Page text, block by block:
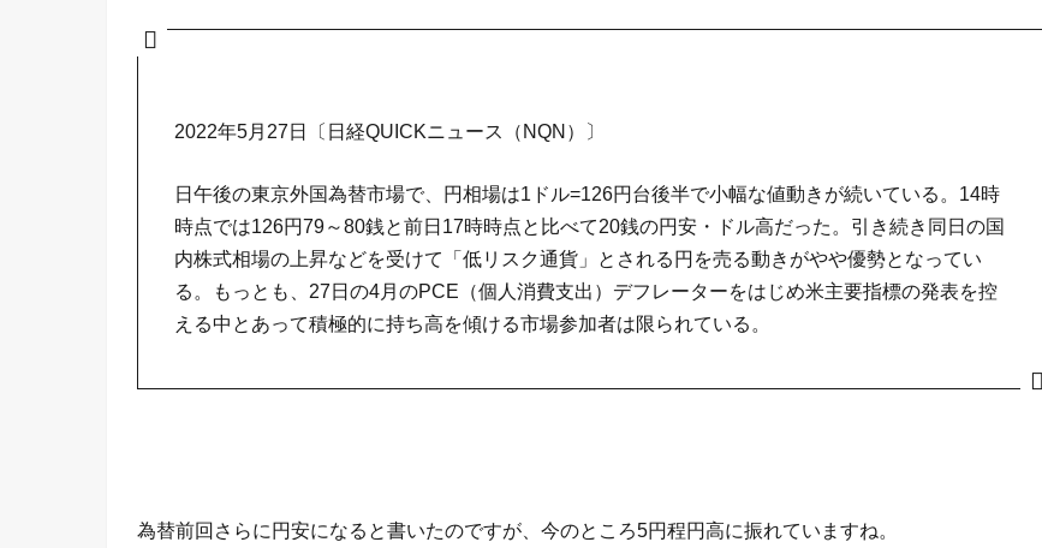
2022年5月27日〔日経QUICKニュース（NQN）〕
日午後の東京外国為替市場で、円相場は1ドル=126円台後半で小幅な値動きが続いている。14時
時点では126円79～80銭と前日17時時点と比べて20銭の円安・ドル高だった。引き続き同日の国
内株式相場の上昇などを受けて「低リスク通貨」とされる円を売る動きがやや優勢となってい
る。もっとも、27日の4月のPCE（個人消費支出）デフレーターをはじめ米主要指標の発表を控
える中とあって積極的に持ち高を傾ける市場参加者は限られている。
為替前回さらに円安になると書いたのですが、今のところ5円程円高に振れていますね。